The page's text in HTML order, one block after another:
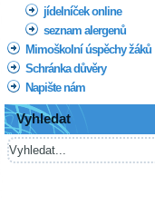
jídelníček online
seznam alergenů
Mimoškolní úspěchy žáků
Schránka důvěry
Napište nám
Vyhledat